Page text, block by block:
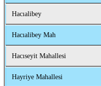
Hacıalibey
Hacıalibey Mah
Hacıseyit Mahallesi
Hayriye Mahallesi